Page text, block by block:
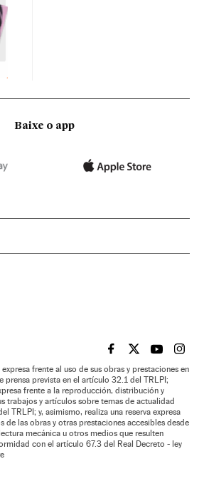
Baixe o app
EL PAÍS BRASIL EN
EL PAÍSEL PAÍS
EL
frente al uso de sus obras y prestaciones en
prensa prevista en el artículo 32.1 del TRLPI;
frente a la reproducción, distribución y
trabajos y artículos sobre temas de actualidad
TRLPI; y, asimismo, realiza una reserva expresa
de las obras y otras prestaciones accesibles desde
mecánica u otros medios que resulten
con el artículo 67.3 del Real Decreto - ley